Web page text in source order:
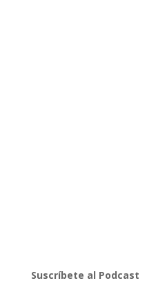
Suscríbete al Podcast